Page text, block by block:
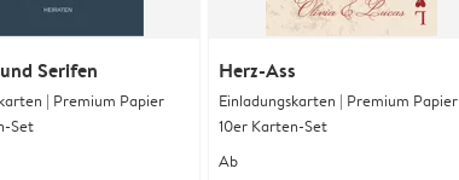
Serifen
| Premium Papier
Set
Herz-Ass
Einladungskarten | Premium Papier
10er Karten-Set
Ab